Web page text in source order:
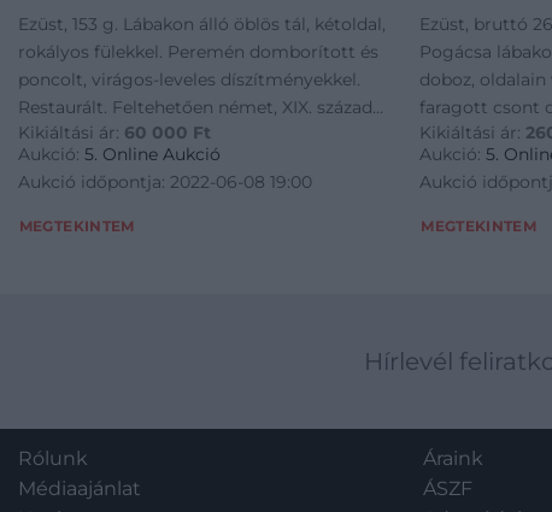
Ezüst, 153 g. Lábakon álló öblös tál, kétoldal,
rokályos fülekkel. Peremén domborított és
poncolt, virágos-leveles díszítményekkel.
Restaurált. Feltehetően német, XIX. század
közepe, MK mesterjeggyel. M.: 36 × 18,5 × 9,5
cm
Kikiáltási ár: 60 000 Ft
Aukció: 5. Online Aukció
Aukció időpontja: 2022-06-08 19:00
MEGTEKINTEM
Ezüst, bruttó
Pogácsa
doboz,
faragott csont
fejek és
Zsanéros
faragott
Kikiáltási ár:
Aukció:5.
Aukció
MEGTEKINTEM
Hírlevél
Rólunk
Médiaajánlat
Áraink
ÁSZF